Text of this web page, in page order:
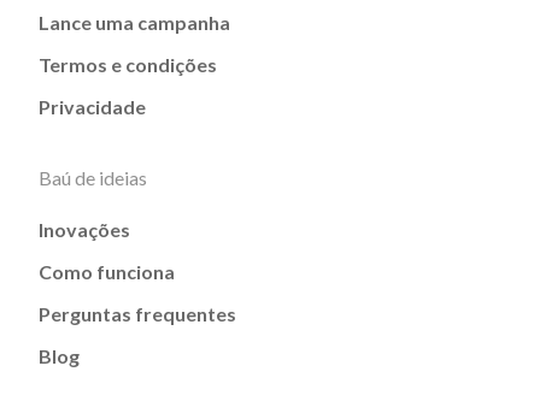
Lance uma campanha
Termos e condições
Privacidade
Baú de ideias
Inovações
Como funciona
Perguntas frequentes
Blog